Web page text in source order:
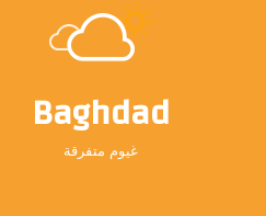
Baghdad
غيوم متفرقة